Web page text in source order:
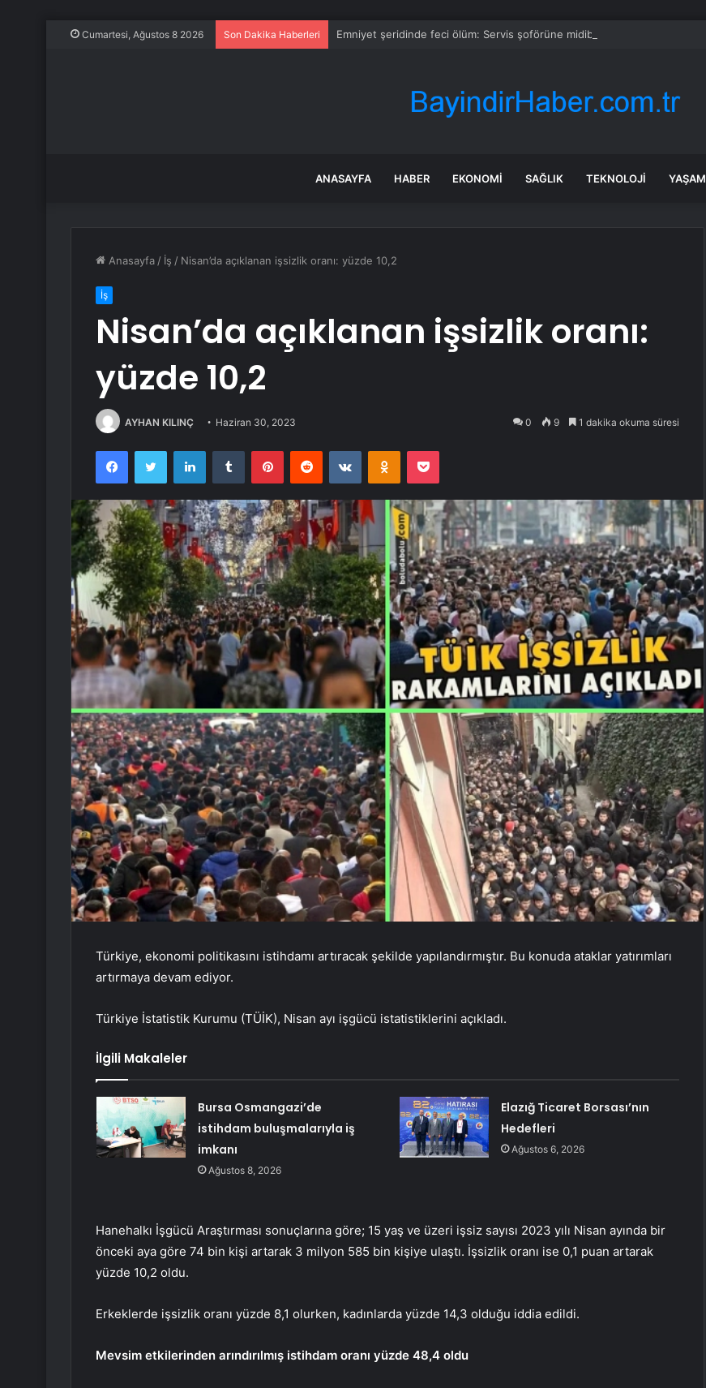
Cumartesi, Ağustos 8 2026 Son Dakika Haberleri Emniyet şeridinde feci ölüm: Servis şoförüne midibüs çarptı
ANASAYFA HABER EKONOMI SAĞLIK TEKNOLOJI YAŞAM
Anasayfa / İş / Nisan’da açıklanan işsizlik oranı: yüzde 10,2
İş
Nisan’da açıklanan işsizlik oranı:
yüzde 10,2
AYHAN KILINÇ Haziran 30, 2023 0 9 1 dakika okuma süresi
FacebookTwitter LinkedInTumblr PinterestReddit VKontakteOdnoklassniki
Pocket
Türkiye, ekonomi politikasını istihdamı artıracak şekilde yapılandırmıştır. Bu konuda ataklar yatırımları
artırmaya devam ediyor.
Türkiye İstatistik Kurumu (TÜİK), Nisan ayı işgücü istatistiklerini açıkladı.
İlgili Makaleler
Bursa Osmangazi’de
istihdam buluşmalarıyla iş
imkanı
Ağustos 8, 2026
Elazığ Ticaret Borsası’nın
Hedefleri
Ağustos 6, 2026
Hanehalkı İşgücü Araştırması sonuçlarına göre; 15 yaş ve üzeri işsiz sayısı 2023 yılı Nisan ayında bir
önceki aya göre 74 bin kişi artarak 3 milyon 585 bin kişiye ulaştı. İşsizlik oranı ise 0,1 puan artarak
yüzde 10,2 oldu.
Erkeklerde işsizlik oranı yüzde 8,1 olurken, kadınlarda yüzde 14,3 olduğu iddia edildi.
Mevsim etkilerinden arındırılmış istihdam oranı yüzde 48,4 oldu